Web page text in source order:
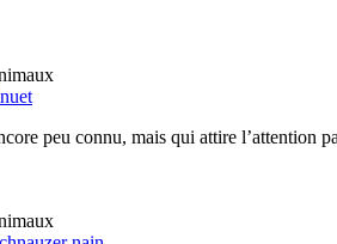
peu connu, mais qui attire l’attention